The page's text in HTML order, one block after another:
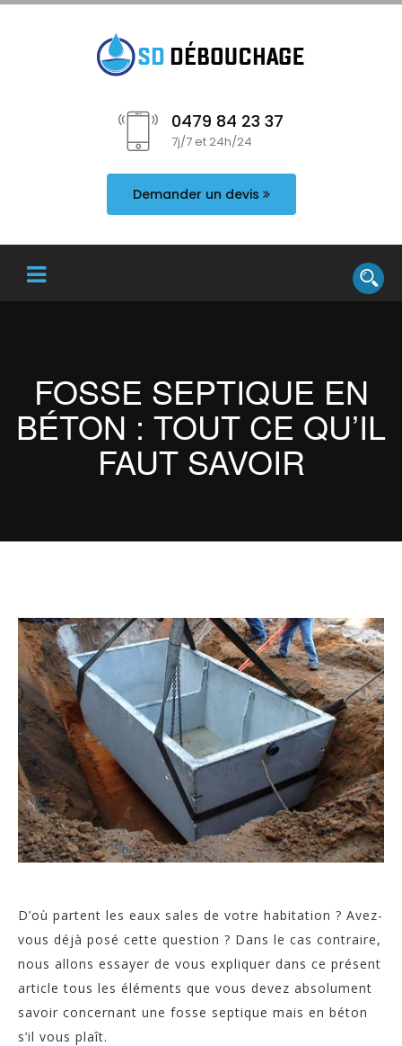
0479 84 23 37
7j/7 et 24h/24
Demander un devis
FOSSE SEPTIQUE EN
BÉTON : TOUT CE QU’IL
FAUT SAVOIR
D’où partent les eaux sales de votre habitation ? Avez-
vous déjà posé cette question ? Dans le cas contraire,
nous allons essayer de vous expliquer dans ce présent
article tous les éléments que vous devez absolument
savoir concernant une fosse septique mais en béton
s’il vous plaît.